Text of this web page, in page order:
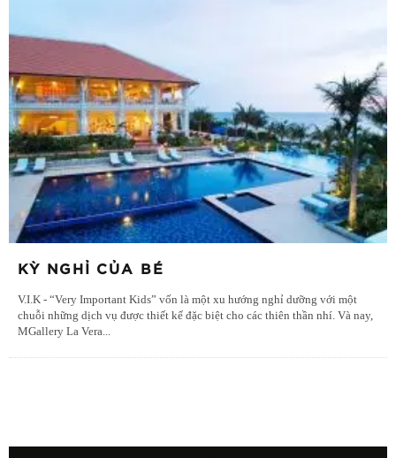
KỲ NGHỈ CỦA BÉ
V.I.K - “Very Important Kids” vốn là một xu hướng nghỉ dưỡng với một
chuỗi những dịch vụ được thiết kế đặc biệt cho các thiên thần nhí. Và nay,
MGallery La Vera